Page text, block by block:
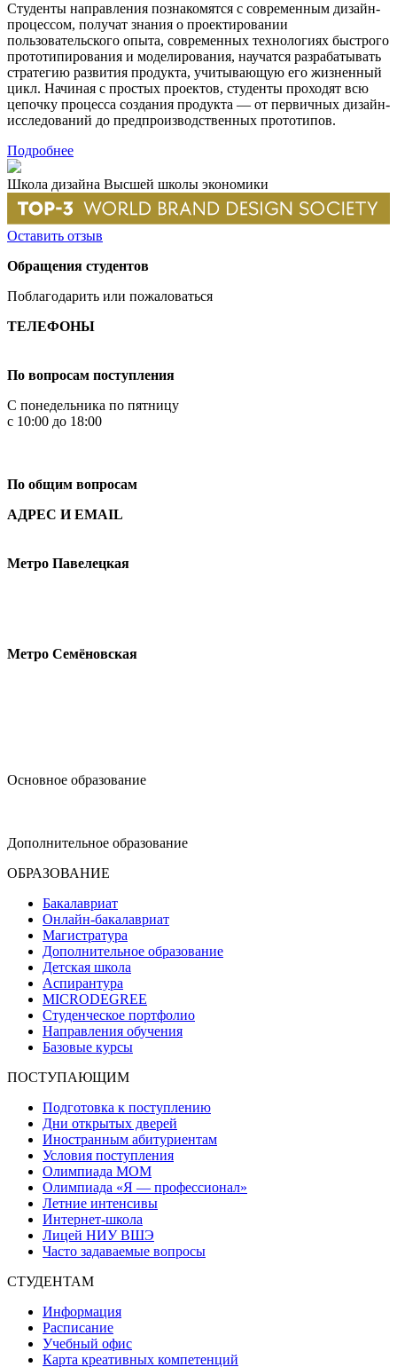
Студенты направления познакомятся с современным дизайн-
процессом, получат знания о проектировании
пользовательского опыта, современных технологиях быстрого
прототипирования и моделирования, научатся разрабатывать
стратегию развития продукта, учитывающую его жизненный
цикл. Начиная с простых проектов, студенты проходят всю
цепочку процесса создания продукта — от первичных дизайн-
исследований до предпроизводственных прототипов.
Подробнее
Школа дизайна Высшей школы экономики
Оставить отзыв
Обращения студентов
Поблагодарить или пожаловаться
ТЕЛЕФОНЫ
По вопросам поступления
С понедельника по пятницу
с 10:00 до 18:00
По общим вопросам
АДРЕС И EMAIL
Метро Павелецкая
Метро Семёновская
Основное образование
Дополнительное образование
ОБРАЗОВАНИЕ
Бакалавриат
Онлайн-бакалавриат
Магистратура
Дополнительное образование
Детская школа
Аспирантура
MICRODEGREE
Студенческое портфолио
Направления обучения
Базовые курсы
ПОСТУПАЮЩИМ
Подготовка к поступлению
Дни открытых дверей
Иностранным абитуриентам
Условия поступления
Олимпиада МОМ
Олимпиада «Я — профессионал»
Летние интенсивы
Интернет-школа
Лицей НИУ ВШЭ
Часто задаваемые вопросы
СТУДЕНТАМ
Информация
Расписание
Учебный офис
Карта креативных компетенций